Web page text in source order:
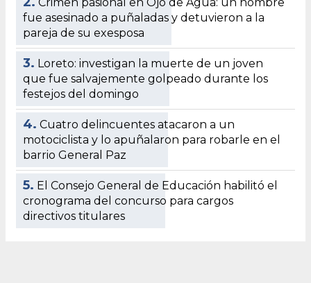
fue asesinado a puñaladas y detuvieron a la
pareja de su exesposa
3. Loreto: investigan la muerte de un joven
que fue salvajemente golpeado durante los
festejos del domingo
4. Cuatro delincuentes atacaron a un
motociclista y lo apuñalaron para robarle en el
barrio General Paz
5. El Consejo General de Educación habilitó el
cronograma del concurso para cargos
directivos titulares